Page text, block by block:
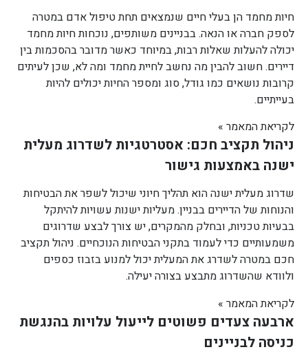
חיות מחמד הן בעלי חיים שנמצאים תחת טיפול אדם במטרה
לספק חברה או הנאה. בבניינים משותפים, נוכחות חיות מחמד
יכולה להעלות שאלות רבות, במיוחד כאשר מדובר בהסכמות בין
דיירים. חשוב להבין מה נחשב לחיית מחמד ומה לא, שכן לעיתים
קרובות נושאים כמו גודל, סוג ומספר החיות יכולים להיות
בעייתיים.
לקריאת המאמר »
ניהול תקציב חכם: אסטרטגיות לשדרוג מעלית
ישנה באמצעות גישור
שדרוג מעלית ישנה הוא תהליך חיוני שיכול לשפר את הבטיחות
והנוחות של הדיירים בבניין. מעליות ישנות עשויות להיתקל
בבעיות טכניות, ובחלק מהמקרים, יש צורך לבצע שדרוגים
משמעותיים כדי לעמוד בתקני הבטיחות הנוכחיים. ניהול תקציב
חכם במטרה לשדרג את המעלית יכול למנוע בזבוז כספים
ולוודא שהשדרוג מתבצע בצורה יעילה.
לקריאת המאמר »
ארבעה צעדים פשוטים לייעול עלויות בהנגשת
כניסה לבניינים